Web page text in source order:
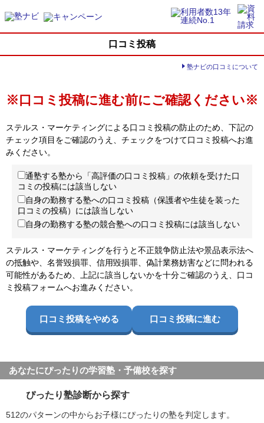
口コミ投稿
塾ナビの口コミについて
※口コミ投稿に進む前にご確認ください※
ステルス・マーケティングによる口コミ投稿の防止のため、下記の
チェック項目をご確認のうえ、チェックをつけて口コミ投稿へお進
みください。
通塾する塾から「高評価の口コミ投稿」の依頼を受けた口
コミの投稿には該当しない
自身の勤務する塾への口コミ投稿（保護者や生徒を装った
口コミの投稿）には該当しない
自身の勤務する塾の競合塾への口コミ投稿には該当しない
ステルス・マーケティングを行うと不正競争防止法や景品表示法へ
の抵触や、名誉毀損罪、信用毀損罪、偽計業務妨害などに問われる
可能性があるため、上記に該当しないかを十分ご確認のうえ、口コ
ミ投稿フォームへお進みください。
口コミ投稿をやめる 口コミ投稿に進む
あなたにぴったりの学習塾・予備校を探す
ぴったり塾診断から探す
512のパターンの中からお子様にぴったりの塾を判定します。